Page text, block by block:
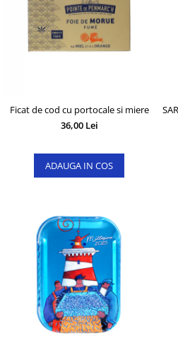
Ficat de cod cu portocale si miere
36,00 Lei
ADAUGA IN COS